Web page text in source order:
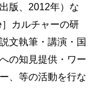
版、2012年）な
カルチャーの研
文執筆・講演・国
の知見提供・ワー
、等の活動を行な